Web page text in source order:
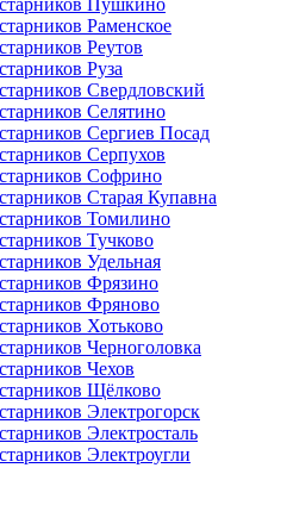
Пушкино
Раменское
Реутов
Руза
Свердловский
Селятино
Сергиев Посад
Серпухов
Софрино
Старая Купавна
Томилино
Тучково
Удельная
Фрязино
Фряново
Хотьково
Черноголовка
Чехов
Щёлково
Электрогорск
Электросталь
Электроугли